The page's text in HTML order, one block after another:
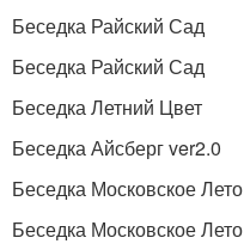
Беседка Райский Сад
Беседка Райский Сад
Беседка Летний Цвет
Беседка Айсберг ver2.0
Беседка Московское Лето
Беседка Московское Лето